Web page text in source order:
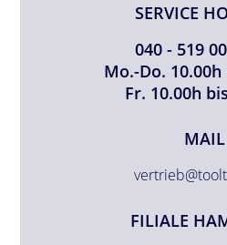
SERVICE
040 - 519
Mo.-Do. 10.00h
Fr. 10.00h
MAIL
FILIALE